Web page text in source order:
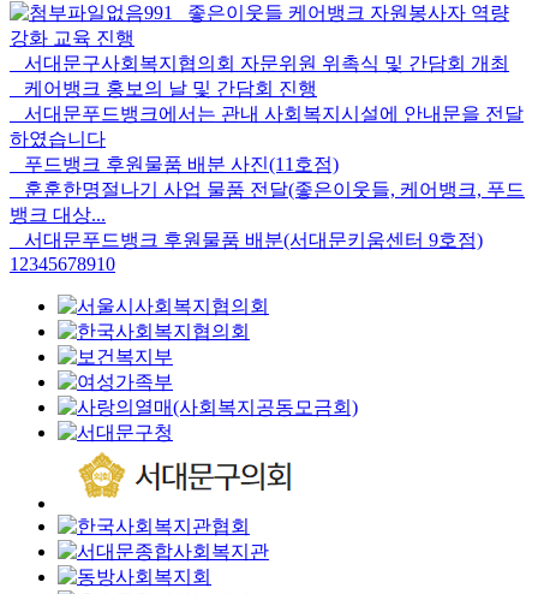
991
좋은이웃들 케어뱅크 자원봉사자 역량
강화 교육 진행
서대문구사회복지협의회 자문위원 위촉식 및 간담회 개최
케어뱅크 홍보의 날 및 간담회 진행
서대문푸드뱅크에서는 관내 사회복지시설에 안내문을 전달
하였습니다
푸드뱅크 후원물품 배분 사진(11호점)
훈훈한명절나기 사업 물품 전달(좋은이웃들, 케어뱅크, 푸드
뱅크 대상...
서대문푸드뱅크 후원물품 배분(서대문키움센터 9호점)
1 2345678910